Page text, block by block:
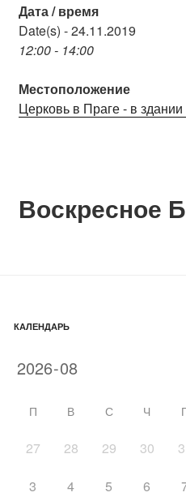
Дата / время
Date(s) - 24.11.2019
12:00 - 14:00
Местоположение
Церковь в Праге - в
Воскресное
КАЛЕНДАРЬ
П В С Ч
27 28 29 30
3 4 5 6